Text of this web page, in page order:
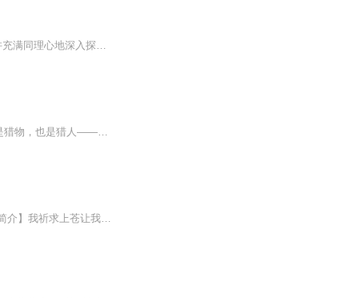
2021年10月7日，阿卜杜勒-拉扎克·古尔纳被授予2021年诺贝尔文学奖，颁奖词是：“毫不妥协并充满同理心地深入探索着殖民主义的影响，关切着那些夹杂在文化和地缘裂隙间难民的命运。 ”1948年阿卜杜勒拉扎克·格尔纳出生于桑给巴尔（现隶属坦桑尼亚），20世...
暴雨夜，囚笼王子携青铜钥匙破门而出！霓虹都市与上古秘境同现，灵力灼血，万灵嘶吼。他是猎物，也是猎人——一剑斩碎千年宿命，以少年之躯，敕令诸界：最强狩灵师，在此立誓！即将震撼发布，敬请期待！作者：小莫莫监制人：西域金子
多人演播《重生之为你囚笼》顾卿辰原著，涩谷余音携手水易冬华&李白制作倾情制作~【作品简介】我祈求上苍让我重生，不过就是想让你再爱我一次罢了！安慕辰活了十八年从来没有想过有一天会被一个男人纠缠。强势的占有 狠狠的侵略，让他没有半分反抗的机会。...